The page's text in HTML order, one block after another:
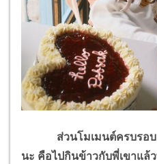
ส่วนโมเมนต์ครบรอบ 2
นะ คือไปกินข้าวกับพี่เขาแล้